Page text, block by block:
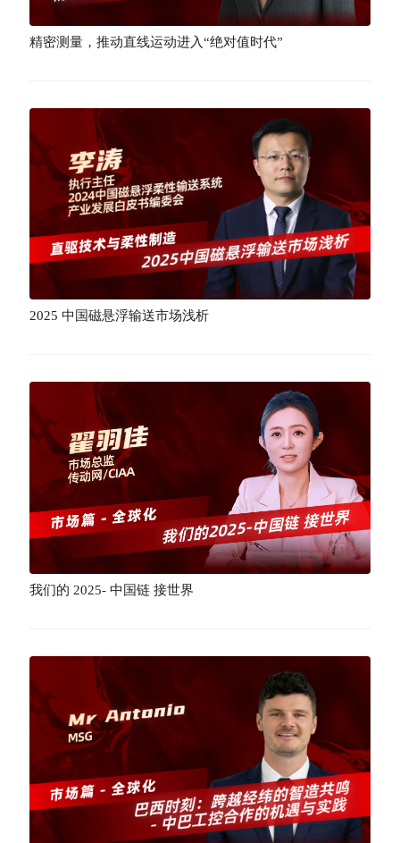
精密测量，推动直线运动进入“绝对值时代”
2025 中国磁悬浮输送市场浅析
我们的 2025- 中国链 接世界